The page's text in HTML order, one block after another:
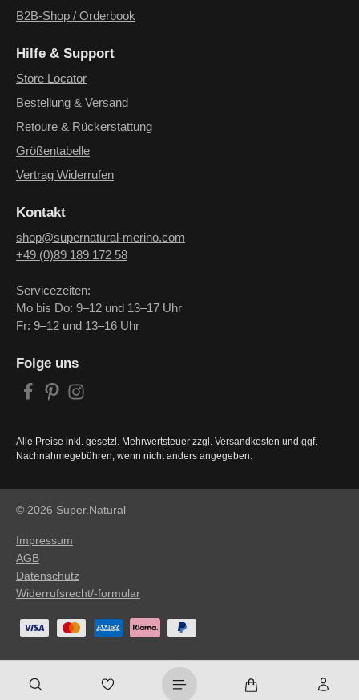
Folge uns
Alle Preise inkl. gesetzl. Mehrwertsteuer zzgl. Versandkosten und ggf.
Nachnahmegebühren, wenn nicht anders angegeben.
B2B-Shop / Orderbook
Hilfe & Support
Store Locator
Bestellung & Versand
Retoure & Rückerstattung
Größentabelle
Vertrag Widerrufen
Kontakt
shop@supernatural-merino.com
+49 (0)89 189 172 58
Servicezeiten:
Mo bis Do: 9–12 und 13–17 Uhr
Fr: 9–12 und 13–16 Uhr
© 2026 Super.Natural
Impressum
AGB
Datenschutz
Widerrufsrecht/-formular
Warenkorb enthält